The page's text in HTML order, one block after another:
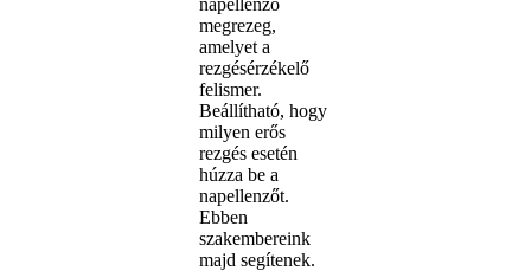
napellenző
megrezeg,
amelyet a
rezgésérzékelő
felismer.
Beállítható, hogy
milyen erős
rezgés esetén
húzza be a
napellenzőt.
Ebben
szakembereink
majd segítenek.